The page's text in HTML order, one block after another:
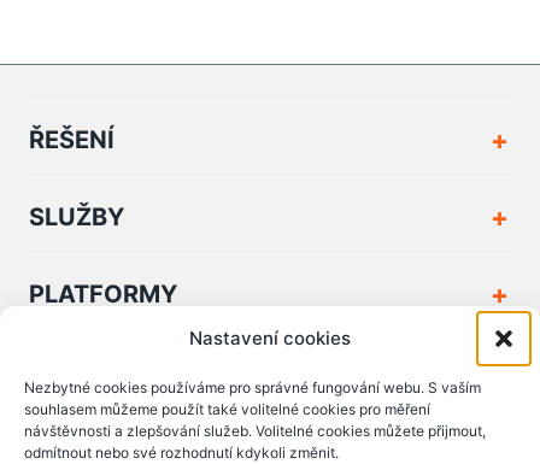
Nastavení cookies
Nezbytné cookies používáme pro správné fungování webu. S vaším
souhlasem můžeme použít také volitelné cookies pro měření
návštěvnosti a zlepšování služeb. Volitelné cookies můžete přijmout,
odmítnout nebo své rozhodnutí kdykoli změnit.
ŘEŠENÍ
SLUŽBY
PLATFORMY
PODPORA A DOKUMENTY